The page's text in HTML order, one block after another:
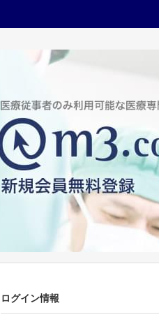
ログイン情報